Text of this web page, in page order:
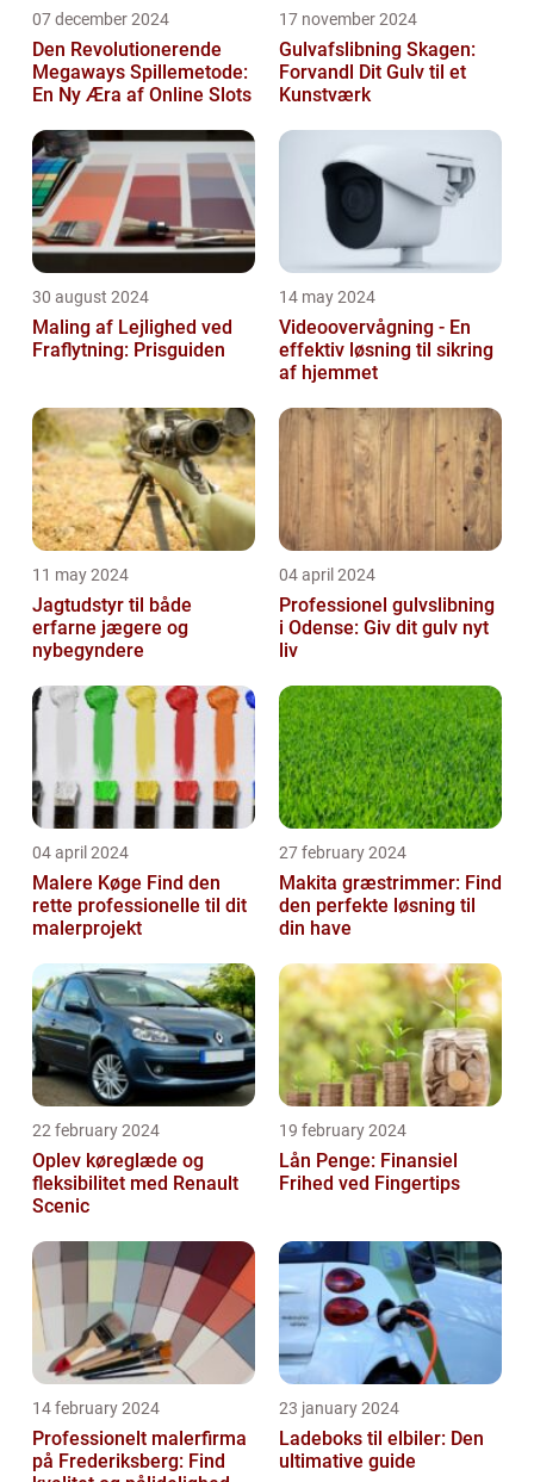
07 december 2024
Den Revolutionerende
Megaways Spillemetode:
En Ny Æra af Online Slots
17 november 2024
Gulvafslibning Skagen:
Forvandl Dit Gulv til et
Kunstværk
30 august 2024
Maling af Lejlighed ved
Fraflytning: Prisguiden
14 may 2024
Videoovervågning - En
effektiv løsning til sikring
af hjemmet
11 may 2024
Jagtudstyr til både
erfarne jægere og
nybegyndere
04 april 2024
Professionel gulvslibning
i Odense: Giv dit gulv nyt
liv
04 april 2024
Malere Køge Find den
rette professionelle til dit
malerprojekt
27 february 2024
Makita græstrimmer: Find
den perfekte løsning til
din have
22 february 2024
Oplev køreglæde og
fleksibilitet med Renault
Scenic
19 february 2024
Lån Penge: Finansiel
Frihed ved Fingertips
14 february 2024
Professionelt malerfirma
på Frederiksberg: Find
23 january 2024
Ladeboks til elbiler: Den
ultimative guide